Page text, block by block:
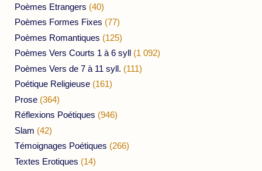
Poèmes Etrangers (40)
Poèmes Formes Fixes (77)
Poèmes Romantiques (125)
Poèmes Vers Courts 1 à 6 syll (1 092)
Poèmes Vers de 7 à 11 syll. (111)
Poétique Religieuse (161)
Prose (364)
Réflexions Poétiques (946)
Slam (42)
Témoignages Poétiques (266)
Textes Erotiques (14)